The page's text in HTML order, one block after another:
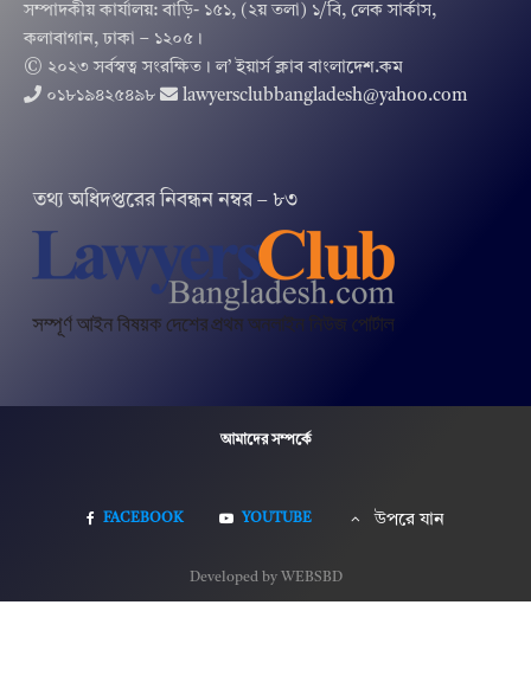
সম্পাদকীয় কার্যালয়: বাড়ি- ১৫১, (২য় তলা) ১/বি, লেক সার্কাস,
কলাবাগান, ঢাকা – ১২০৫।
© ২০২৩ সর্বস্বত্ব সংরক্ষিত । ল’ ইয়ার্স ক্লাব বাংলাদেশ.কম
০১৮১৯৪২৫৪৯৮
lawyersclubbangladesh@yahoo.com
তথ‌্য অ‌ধিদপ্ত‌রের নিবন্ধন নম্বর – ৮৩
আমাদের সম্পর্কে
FACEBOOK YOUTUBE উপরে যান
Developed by WEBSBD